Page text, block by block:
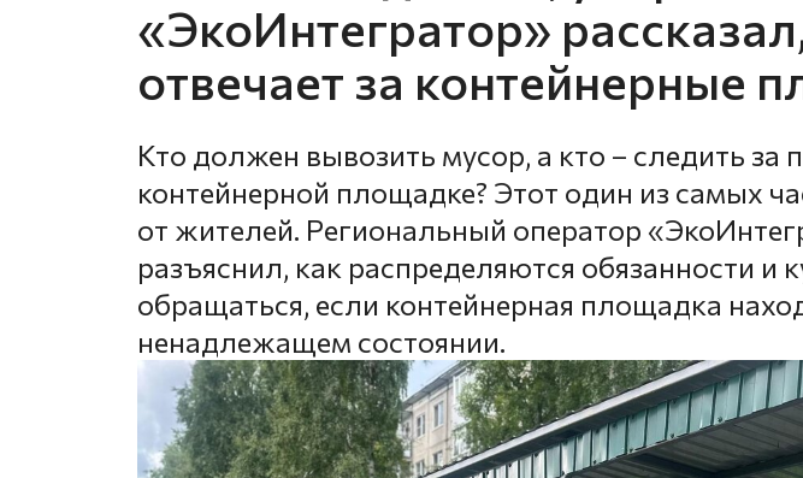
«ЭкоИнтегратор»
отвечает за контейнерные
Кто должен вывозить мусор, а кто – следить за
контейнерной площадке? Этот один из самых
от жителей. Региональный оператор
разъяснил, как распределяются обязанности и
обращаться, если контейнерная площадка
ненадлежащем состоянии.